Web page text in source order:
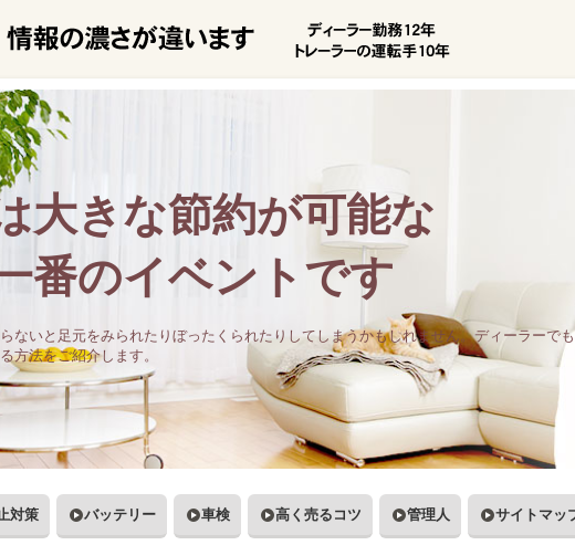
大きな節約が可能な
番のイベントです
ないと足元をみられたりぼったくられたりしてしまうかもしれません。ディーラーで
方法をご紹介します。
対策 バッテリー 車検 高く売るコツ 管理人 サイトマッ